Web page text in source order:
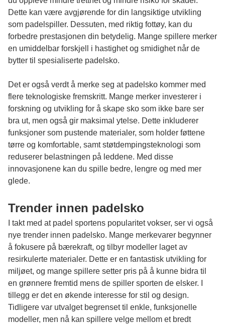
Dette kan være avgjørende for din langsiktige utvikling
som padelspiller. Dessuten, med riktig fottøy, kan du
forbedre prestasjonen din betydelig. Mange spillere merker
en umiddelbar forskjell i hastighet og smidighet når de
bytter til spesialiserte padelsko.
Det er også verdt å merke seg at padelsko kommer med
flere teknologiske fremskritt. Mange merker investerer i
forskning og utvikling for å skape sko som ikke bare ser
bra ut, men også gir maksimal ytelse. Dette inkluderer
funksjoner som pustende materialer, som holder føttene
tørre og komfortable, samt støtdempingsteknologi som
reduserer belastningen på leddene. Med disse
innovasjonene kan du spille bedre, lengre og med mer
glede.
Trender innen padelsko
I takt med at padel sportens popularitet vokser, ser vi også
nye trender innen padelsko. Mange merkevarer begynner
å fokusere på bærekraft, og tilbyr modeller laget av
resirkulerte materialer. Dette er en fantastisk utvikling for
miljøet, og mange spillere setter pris på å kunne bidra til
en grønnere fremtid mens de spiller sporten de elsker. I
tillegg er det en økende interesse for stil og design.
Tidligere var utvalget begrenset til enkle, funksjonelle
modeller, men nå kan spillere velge mellom et bredt